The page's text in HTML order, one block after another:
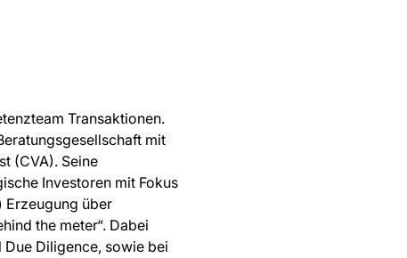
Transaktionen.
mit
(CVA). Seine
Investoren mit Fokus
Erzeugung über
the meter“. Dabei
Due Diligence, sowie bei